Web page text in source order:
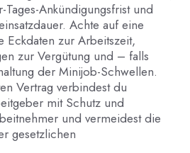
Ankündigungsfrist und
Achte auf eine
Eckdaten zur Arbeitszeit,
zur Vergütung und – falls
der Minijob-Schwellen.
Vertrag verbindest du
mit Schutz und
und vermeidest die
gesetzlichen